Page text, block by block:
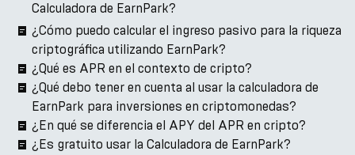
Calculadora de EarnPark?
¿Cómo puedo calcular el ingreso pasivo para la riqueza
criptográfica utilizando EarnPark?
¿Qué es APR en el contexto de cripto?
¿Qué debo tener en cuenta al usar la calculadora de
EarnPark para inversiones en criptomonedas?
¿En qué se diferencia el APY del APR en cripto?
¿Es gratuito usar la Calculadora de EarnPark?